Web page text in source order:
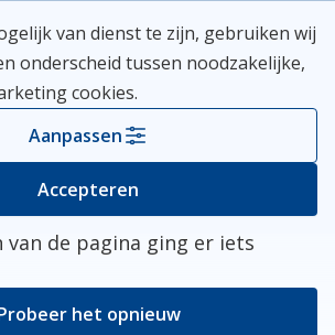
Open
mis
van de pagina ging er iets
het opnieuw
van dienst te zijn, gebruiken wij
onderscheid tussen noodzakelijke,
cookies.
Aanpassen
Accepteren